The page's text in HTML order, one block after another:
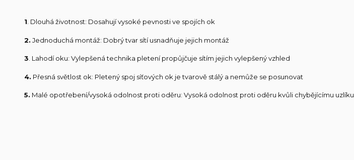
1 . Dlouhá životnost: Dosahují vysoké pevnosti ve spojích ok
2. Jednoduchá montáž: Dobrý tvar sítí usnadňuje jejich montáž
3 . Lahodí oku: Vylepšená technika pletení propůjčuje sítím jejich vylepšený vzhled
4. Přesná světlost ok: Pletený spoj síťových ok je tvarově stálý a nemůže se posunovat
5. Malé opotřebení/vysoká odolnost proti oděru: Vysoká odolnost proti oděru kvůli chybějícímu uzlíku